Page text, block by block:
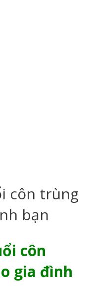
côn trùng
bạn
côn
gia đình